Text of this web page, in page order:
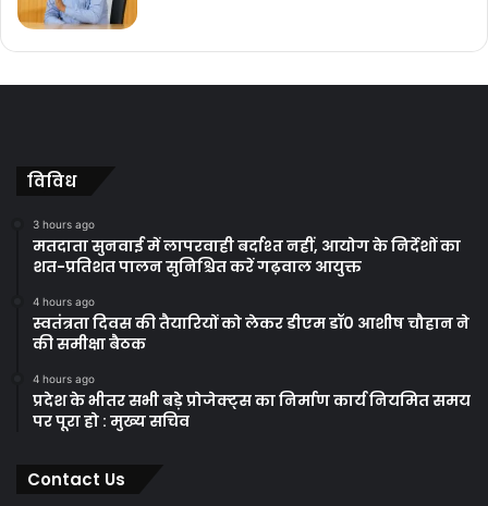
विविध
3 hours ago
मतदाता सुनवाई में लापरवाही बर्दाश्त नहीं, आयोग के निर्देशों का
शत-प्रतिशत पालन सुनिश्चित करें गढ़वाल आयुक्त
4 hours ago
स्वतंत्रता दिवस की तैयारियों को लेकर डीएम डॉ0 आशीष चौहान ने
की समीक्षा बैठक
4 hours ago
प्रदेश के भीतर सभी बड़े प्रोजेक्ट्स का निर्माण कार्य नियमित समय
पर पूरा हो : मुख्य सचिव
Contact Us